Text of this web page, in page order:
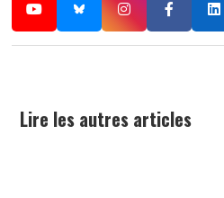
Lire les autres articles